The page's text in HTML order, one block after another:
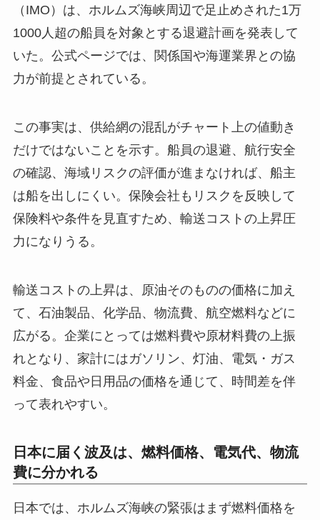
（IMO）は、ホルムズ海峡周辺で足止めされた1万
1000人超の船員を対象とする退避計画を発表して
いた。公式ページでは、関係国や海運業界との協
力が前提とされている。
この事実は、供給網の混乱がチャート上の値動き
だけではないことを示す。船員の退避、航行安全
の確認、海域リスクの評価が進まなければ、船主
は船を出しにくい。保険会社もリスクを反映して
保険料や条件を見直すため、輸送コストの上昇圧
力になりうる。
輸送コストの上昇は、原油そのものの価格に加え
て、石油製品、化学品、物流費、航空燃料などに
広がる。企業にとっては燃料費や原材料費の上振
れとなり、家計にはガソリン、灯油、電気・ガス
料金、食品や日用品の価格を通じて、時間差を伴
って表れやすい。
日本に届く波及は、燃料価格、電気代、物流
費に分かれる
日本では、ホルムズ海峡の緊張はまず燃料価格を